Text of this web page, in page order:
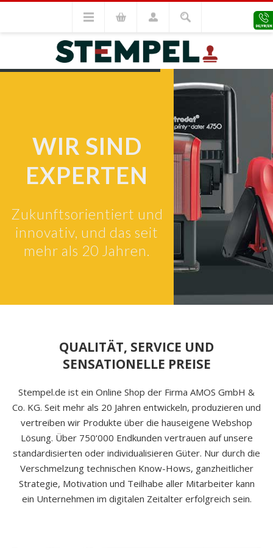
SERVICE CENTER
WIR SIND
EXPERTEN
Zukunftsorientiert und
innovativ, und das seit
mehr als 20 Jahren.
QUALITÄT, SERVICE UND
SENSATIONELLE PREISE
Stempel.de ist ein Online Shop der Firma AMOS GmbH &
Co. KG. Seit mehr als 20 Jahren entwickeln, produzieren und
vertreiben wir Produkte über die hauseigene Webshop
Lösung. Über 750‘000 Endkunden vertrauen auf unsere
standardisierten oder individualisieren Güter. Nur durch die
Verschmelzung technischen Know-Hows, ganzheitlicher
Strategie, Motivation und Teilhabe aller Mitarbeiter kann
ein Unternehmen im digitalen Zeitalter erfolgreich sein.